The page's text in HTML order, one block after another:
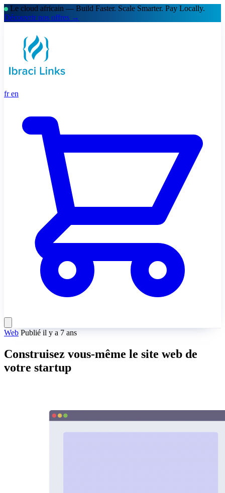
Le cloud africain — Build Faster. Scale Smarter. Pay Locally.
Découvrir nos offres →
fren
Web Publié il y a 7 ans
Construisez vous-même le site web de
votre startup